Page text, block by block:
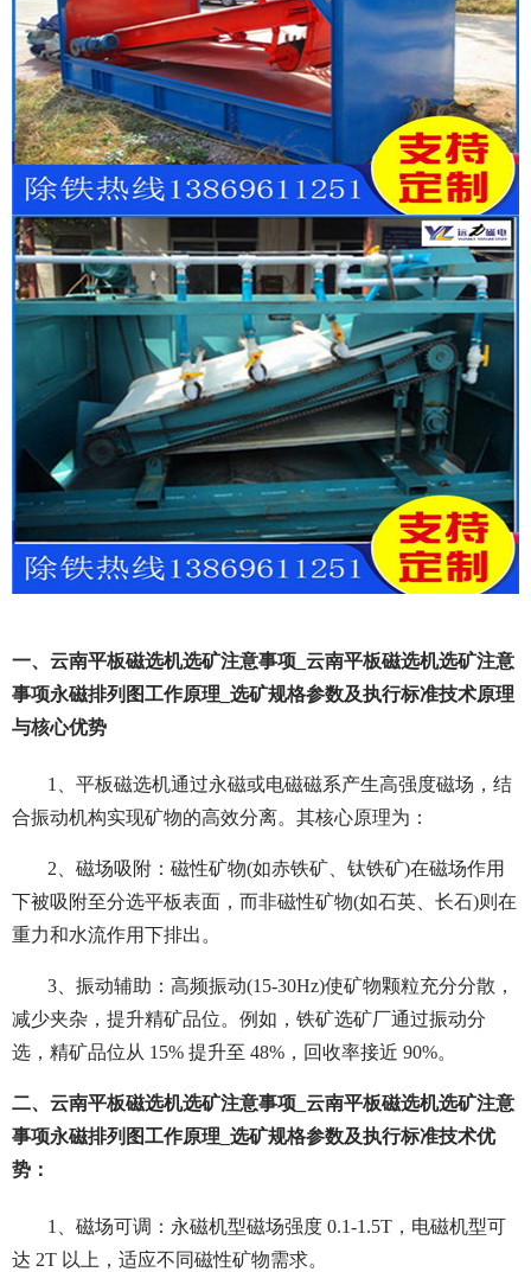
一、云南平板磁选机选矿注意事项_云南平板磁选机选矿注意
事项永磁排列图工作原理_选矿规格参数及执行标准技术原理
与核心优势
1、平板磁选机通过永磁或电磁磁系产生高强度磁场，结
合振动机构实现矿物的高效分离。其核心原理为：
2、磁场吸附：磁性矿物(如赤铁矿、钛铁矿)在磁场作用
下被吸附至分选平板表面，而非磁性矿物(如石英、长石)则在
重力和水流作用下排出。
3、振动辅助：高频振动(15-30Hz)使矿物颗粒充分分散，
减少夹杂，提升精矿品位。例如，铁矿选矿厂通过振动分
选，精矿品位从 15% 提升至 48%，回收率接近 90%。
二、云南平板磁选机选矿注意事项_云南平板磁选机选矿注意
事项永磁排列图工作原理_选矿规格参数及执行标准技术优
势：
1、磁场可调：永磁机型磁场强度 0.1-1.5T，电磁机型可
达 2T 以上，适应不同磁性矿物需求。